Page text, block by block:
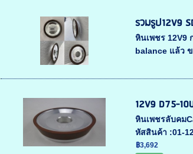
รวมรูป12V9
หินเพชร 12V9
balance แล้ว
12V9 D75-
หินเพชรลับคม
หัสสินค้า :01-
฿3,692